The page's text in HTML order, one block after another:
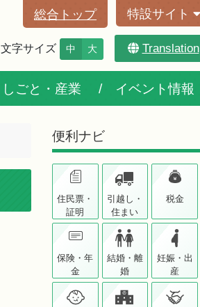
総合トップ 特設サイト
文字サイズ 中 大 Translation
しごと・産業 イベント情報
便利ナビ
住民票・
証明
引越し・
住まい
税金
保険・年
金
結婚・離
婚
妊娠・出
産